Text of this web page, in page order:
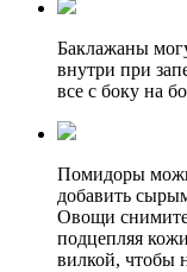
Баклажаны
внутри при
все с боку на
Помидоры
добавить
Овощи снимите
подцепляя
вилкой, чтобы